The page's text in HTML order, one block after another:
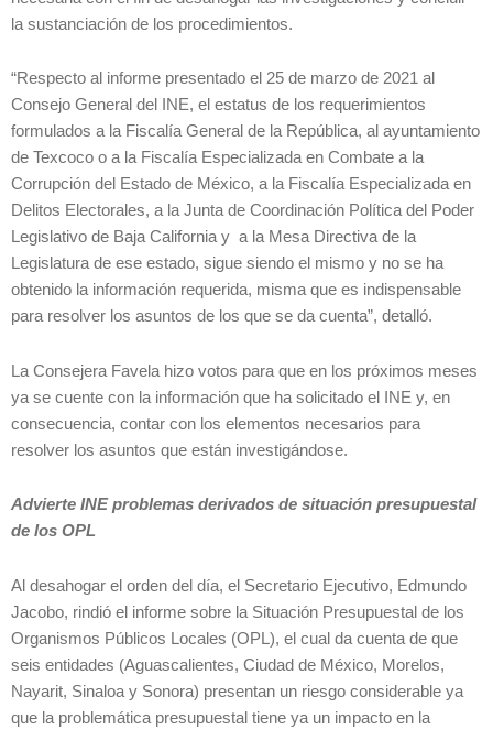
la sustanciación de los procedimientos.
“Respecto al informe presentado el 25 de marzo de 2021 al
Consejo General del INE, el estatus de los requerimientos
formulados a la Fiscalía General de la República, al ayuntamiento
de Texcoco o a la Fiscalía Especializada en Combate a la
Corrupción del Estado de México, a la Fiscalía Especializada en
Delitos Electorales, a la Junta de Coordinación Política del Poder
Legislativo de Baja California y a la Mesa Directiva de la
Legislatura de ese estado, sigue siendo el mismo y no se ha
obtenido la información requerida, misma que es indispensable
para resolver los asuntos de los que se da cuenta”, detalló.
La Consejera Favela hizo votos para que en los próximos meses
ya se cuente con la información que ha solicitado el INE y, en
consecuencia, contar con los elementos necesarios para
resolver los asuntos que están investigándose.
Advierte INE problemas derivados de situación presupuestal
de los OPL
Al desahogar el orden del día, el Secretario Ejecutivo, Edmundo
Jacobo, rindió el informe sobre la Situación Presupuestal de los
Organismos Públicos Locales (OPL), el cual da cuenta de que
seis entidades (Aguascalientes, Ciudad de México, Morelos,
Nayarit, Sinaloa y Sonora) presentan un riesgo considerable ya
que la problemática presupuestal tiene ya un impacto en la